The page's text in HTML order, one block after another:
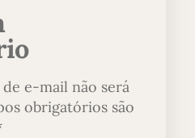
e-mail não será
obrigatórios são